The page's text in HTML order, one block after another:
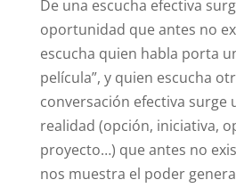
De una escucha efectiva
oportunidad que antes no
escucha quien habla porta
película”, y quien escucha
conversación efectiva surge
realidad (opción, iniciativa,
proyecto…) que antes no
nos muestra el poder